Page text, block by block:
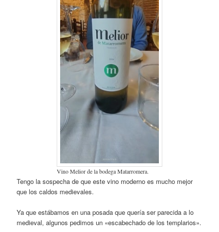
Vino Melior de la bodega Matarromera.
Tengo la sospecha de que este vino moderno es mucho mejor
que los caldos medievales.
Ya que estábamos en una posada que quería ser parecida a lo
medieval, algunos pedimos un «escabechado de los templarios».